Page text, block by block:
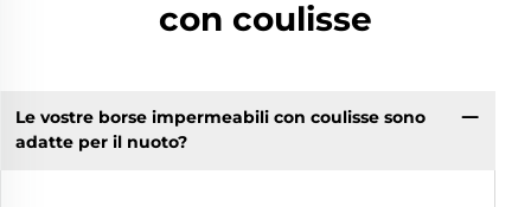
con coulisse
Le vostre borse impermeabili con coulisse sono
adatte per il nuoto?